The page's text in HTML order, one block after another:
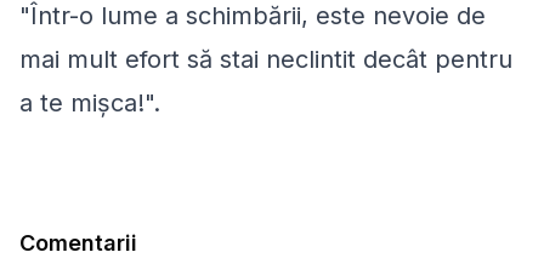
"Într-o lume a schimbării, este nevoie de
mai mult efort să stai neclintit decât pentru
a te mișca!".
Comentarii